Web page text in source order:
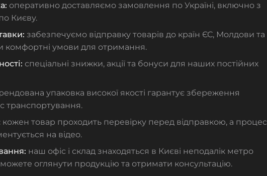
оперативно доставляємо замовлення по Україні, включно з
Києву.
забезпечуємо відправку товарів до країн ЄС, Молдови та
умови для отримання.
спеціальні знижки, акції та бонуси для наших постійних
упаковка високої якості гарантує збереження
транспортування.
кожен товар проходить перевірку перед відправкою, а процес
на відео.
наш офіс і склад знаходяться в Києві неподалік метро
оглянути продукцію та отримати консультацію.